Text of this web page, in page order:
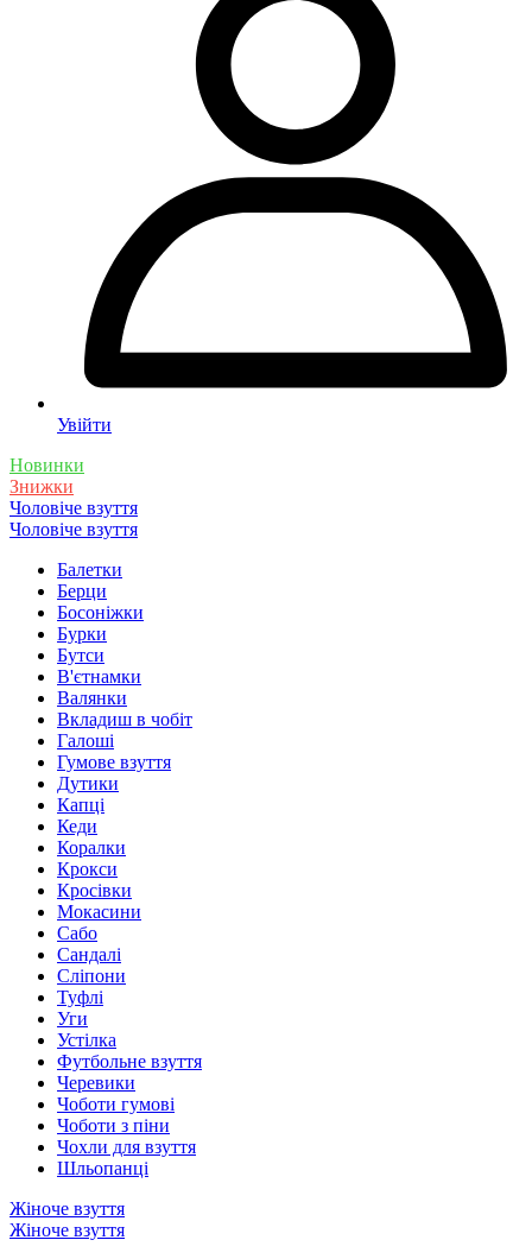
Увійти
Новинки
Знижки
Чоловіче взуття
Чоловіче взуття
Балетки
Берци
Босоніжки
Бурки
Бутси
В'єтнамки
Валянки
Вкладиш в чобіт
Галоші
Гумове взуття
Дутики
Капці
Кеди
Коралки
Крокси
Кросівки
Мокасини
Сабо
Сандалі
Сліпони
Туфлі
Уги
Устілка
Футбольне взуття
Черевики
Чоботи гумові
Чоботи з піни
Чохли для взуття
Шльопанці
Жіноче взуття
Жіноче взуття